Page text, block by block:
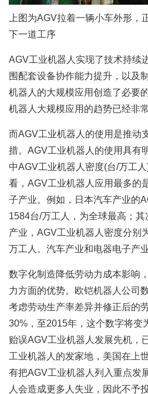
上图为AGV拉着一辆小车外形，
下一道工序
AGV工业机器人实现了技术持续
围配套设备协作能力提升，以及
机器人的大规模应用创造了必要
机器人大规模应用的趋势已经非常
而AGV工业机器人的使用是推动
措。AGV工业机器人的使用具有
中AGV工业机器人密度(台/万工
看，AGV工业机器人应用最多的
子产业。例如，日本汽车产业的
1584台/万工人，为全球最高；
产业，AGV工业机器人密度分别
万工人。汽车产业和电器电子产
数字化制造降低劳动力成本影响
力方面的优势。欧铠机器人公司
考虑劳动生产率差异并修正后的
30%，至2015年，这个数字将变
贻误AGV工业机器人发展先机，
工业机器人的发家地，美国在上
有把AGV工业机器人列入重点发
人会造成更多人失业，因此不予